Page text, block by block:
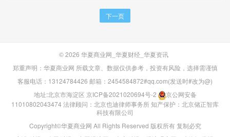
下一页
© 2026 华夏商业网_华夏财经_华夏资讯
郑重声明：华夏商业网 所载文章、数据仅供参考，投资有风险，选择需谨慎
客服电话：13124784426 邮箱：2454584872#qq.com(发送时#改为@)
地址:北京市海淀区 京ICP备2021020694号-2
京公网安备
11010802043474 法律顾问：北京也迪律师事务所知产保护：北京储正智库
科技有限公司
Copyright©华夏商业网 All Rights Reserved 版权所有 复制必究